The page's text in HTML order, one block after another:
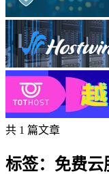
共 1 篇文章
标签：免费云